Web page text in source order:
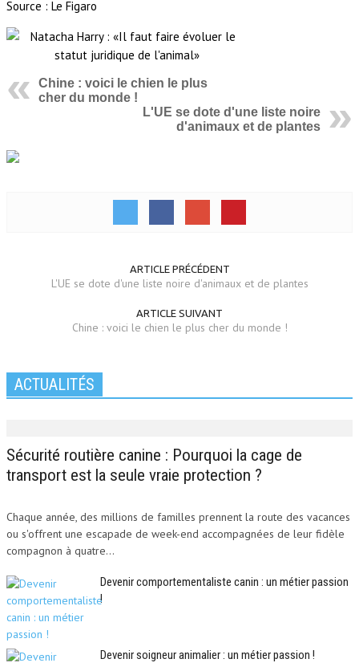
Source : Le Figaro
Chine : voici le chien le plus
cher du monde !
L'UE se dote d'une liste noire
d'animaux et de plantes
ARTICLE PRÉCÉDENT
L'UE se dote d'une liste noire d'animaux et de plantes
ARTICLE SUIVANT
Chine : voici le chien le plus cher du monde !
ACTUALITÉS
Sécurité routière canine : Pourquoi la cage de
transport est la seule vraie protection ?
Chaque année, des millions de familles prennent la route des vacances
ou s'offrent une escapade de week-end accompagnées de leur fidèle
compagnon à quatre...
Devenir comportementaliste canin : un métier passion
!
Devenir soigneur animalier : un métier passion !